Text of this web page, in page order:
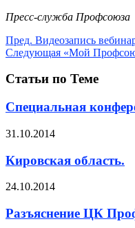
Пресс-служба Профсоюза
Пред. Видеозапись
Следующая «Мой
Статьи по Теме
Специальная
31.10.2014
Кировская область.
24.10.2014
Разъяснение ЦК